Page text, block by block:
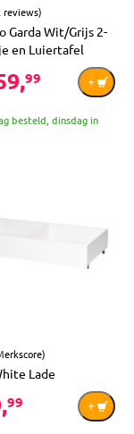
reviews)
Garda Wit/Grijs 2-
en Luiertafel
99
besteld, dinsdag in
Lade
99